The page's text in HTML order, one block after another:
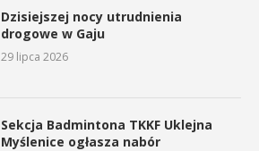
Dzisiejszej nocy utrudnienia
drogowe w Gaju
29 lipca 2026
Sekcja Badmintona TKKF Uklejna
Myślenice ogłasza nabór